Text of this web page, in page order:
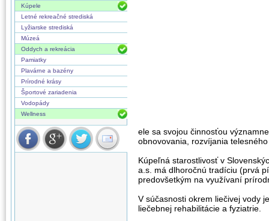
Kúpele
Letné rekreačné strediská
Lyžiarske strediská
Múzeá
Oddych a rekreácia
Pamiatky
Plavárne a bazény
Prírodné krásy
Športové zariadenia
Vodopády
Wellness
ele sa svojou činnosťou
obnovovania, rozvíjania
Kúpeľná starostlivosť v
a.s. má dlhoročnú tradíciu (prvá
predovšetkým na využívaní
V súčasnosti okrem liečivej vody
liečebnej rehabilitácie a fyziatrie.